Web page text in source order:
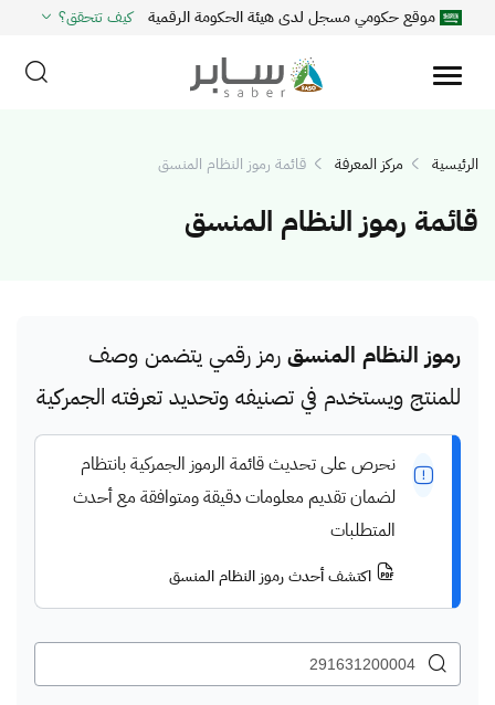
موقع حكومي مسجل لدى هيئة الحكومة الرقمية كيف تتحقق؟
الرئيسية مركز المعرفة قائمة رموز النظام المنسق
قائمة رموز النظام المنسق
رموز النظام المنسق رمز رقمي يتضمن وصف
للمنتج ويستخدم في تصنيفه وتحديد تعرفته الجمركية
نحرص على تحديث قائمة الرموز الجمركية بانتظام
لضمان تقديم معلومات دقيقة ومتوافقة مع أحدث
المتطلبات
اكتشف أحدث رموز النظام المنسق